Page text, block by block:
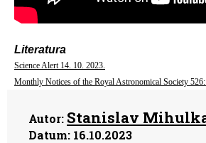
Literatura
Science Alert 14. 10. 2023.
Monthly Notices of the Royal Astronomical Society
Autor: Stanislav
Datum: 16.10.2023